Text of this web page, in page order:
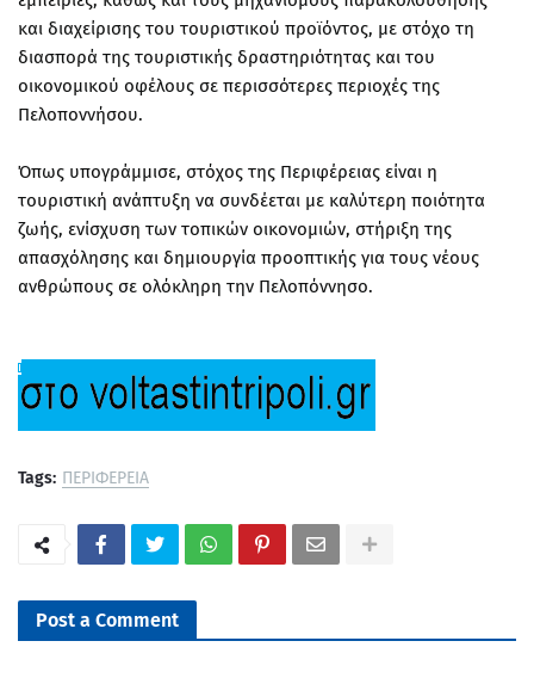
και διαχείρισης του τουριστικού προϊόντος, με στόχο τη
διασπορά της τουριστικής δραστηριότητας και του
οικονομικού οφέλους σε περισσότερες περιοχές της
Πελοποννήσου.
Όπως υπογράμμισε, στόχος της Περιφέρειας είναι η
τουριστική ανάπτυξη να συνδέεται με καλύτερη ποιότητα
ζωής, ενίσχυση των τοπικών οικονομιών, στήριξη της
απασχόλησης και δημιουργία προοπτικής για τους νέους
ανθρώπους σε ολόκληρη την Πελοπόννησο.
Tags: ΠΕΡΙΦΕΡΕΙΑ
Post a Comment